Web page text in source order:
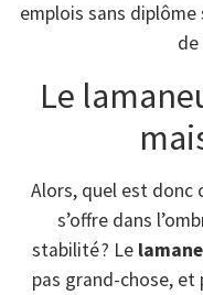
emplois sans
Le
Alors, quel est donc
s’offre dans
stabilité ? Le
pas grand-chose, et